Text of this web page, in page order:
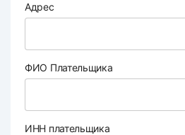
Адрес
ФИО Плательщика
ИНН плательщика